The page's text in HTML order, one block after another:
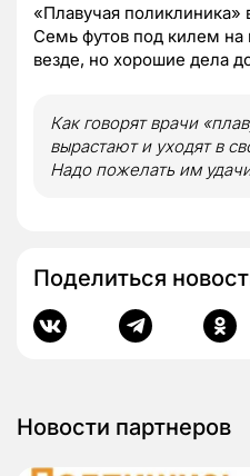
«Плавучая поликлиника»
Семь футов под килем на
везде, но хорошие дела
Как говорят врачи
вырастают и уходят в
Надо пожелать им
Поделиться
Новости партнеров